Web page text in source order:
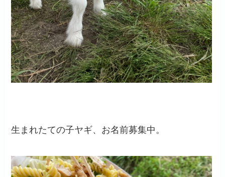
生まれたての子ヤギ、お名前募集中。